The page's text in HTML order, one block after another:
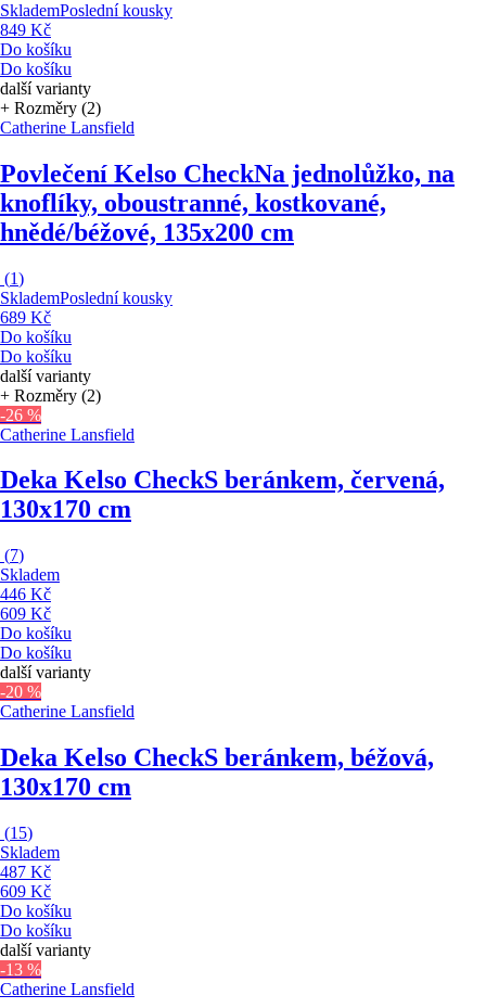
SklademPoslední kousky
849 Kč
Do košíku
Do košíku
další varianty
+ Rozměry (2)
Catherine Lansfield
Povlečení Kelso CheckNa jednolůžko, na
knoflíky, oboustranné, kostkované,
hnědé/béžové, 135x200 cm
(1)
SklademPoslední kousky
689 Kč
Do košíku
Do košíku
další varianty
+ Rozměry (2)
-26 %
Catherine Lansfield
Deka Kelso CheckS beránkem, červená,
130x170 cm
(7)
Skladem
446 Kč
609 Kč
Do košíku
Do košíku
další varianty
-20 %
Catherine Lansfield
Deka Kelso CheckS beránkem, béžová,
130x170 cm
(15)
Skladem
487 Kč
609 Kč
Do košíku
Do košíku
další varianty
-13 %
Catherine Lansfield